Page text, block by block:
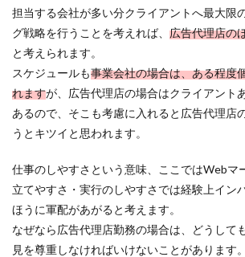
担当する会社が多い分クライアントへ最大限
グ戦略を行うことを考えれば、 広告代理店の
と考えられます。
スケジュールも事業会社の場合は、ある程度
れますが、広告代理店の場合はクライアント
あるので、そこも考慮に入れると広告代理店
うとキツイと思われます。
仕事のしやすさという意味、ここではWebマ
立てやすさ・実行のしやすさでは経験上イン
ほうに軍配があがると考えます。
なぜなら広告代理店勤務の場合は、どうして
見を尊重しなければいけないことがあります